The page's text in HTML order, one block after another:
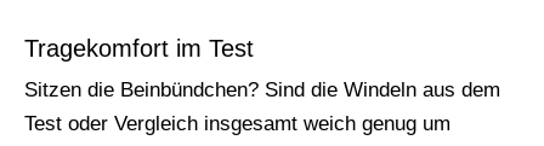
Tragekomfort im Test
Sitzen die Beinbündchen? Sind die Windeln aus dem
Test oder Vergleich insgesamt weich genug um